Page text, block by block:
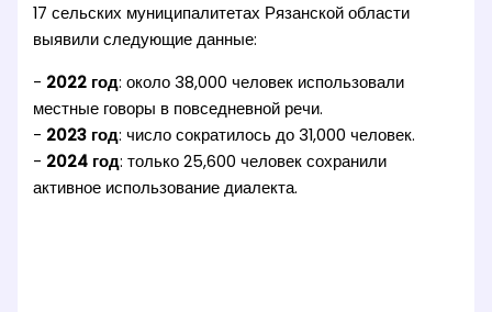
17 сельских муниципалитетах Рязанской области
выявили следующие данные:
- 2022 год: около 38,000 человек использовали
местные говоры в повседневной речи.
- 2023 год: число сократилось до 31,000 человек.
- 2024 год: только 25,600 человек сохранили
активное использование диалекта.